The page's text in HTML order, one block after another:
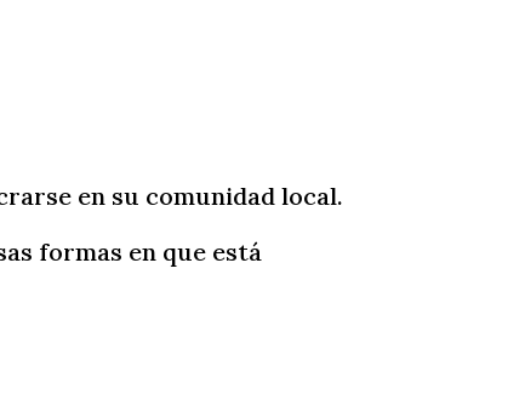
en su comunidad local.
formas en que está